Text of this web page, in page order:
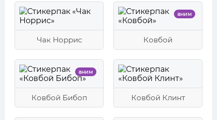
Чак Норрис
аним
Ковбой
аним
Ковбой Бибоп Ковбой Клинт